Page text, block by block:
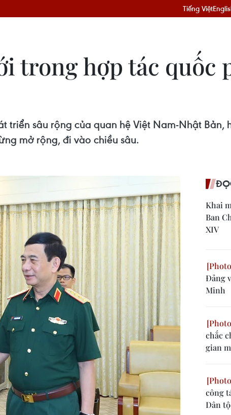
Tiếng Việt
trong hợp tác quốc
triển sâu rộng của quan hệ Việt Nam-Nhật Bản,
mở rộng, đi vào chiều sâu.
Khai
Ban
XIV
Đảng
Minh
chắc
gian
công
Dân